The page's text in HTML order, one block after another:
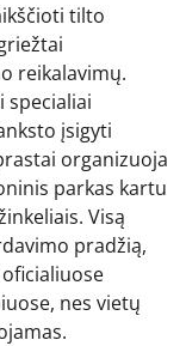
tilto
reikalavimų.
specialiai
įsigyti
organizuoja
parkas kartu
Visą
pradžią,
nes vietų